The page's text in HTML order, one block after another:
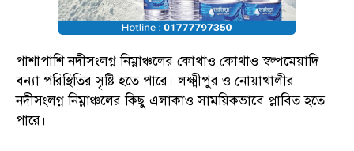
পাশাপাশি নদীসংলগ্ন নিম্নাঞ্চলের কোথাও কোথাও স্বল্পমেয়াদি
বন্যা পরিস্থিতির সৃষ্টি হতে পারে। লক্ষ্মীপুর ও নোয়াখালীর
নদীসংলগ্ন নিম্নাঞ্চলের কিছু এলাকাও সাময়িকভাবে প্লাবিত হতে
পারে।